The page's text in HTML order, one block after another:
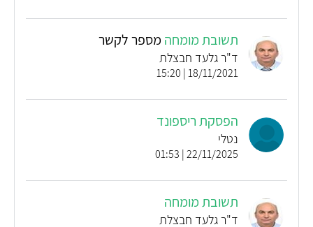
תשובת מומחה מספר לקשר
ד"ר גלעד חבצלת
18/11/2021 | 15:20
הפסקת ריספונד
נטלי
22/11/2025 | 01:53
תשובת מומחה
ד"ר גלעד חבצלת